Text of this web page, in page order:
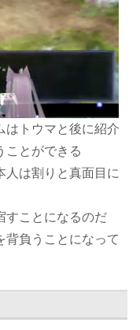
はトウマと後に紹介
ことができる
人は割りと真面目に
すことになるのだ
背負うことになって